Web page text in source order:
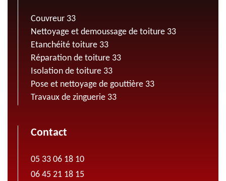
Couvreur 33
Nettoyage et demoussage de toiture 33
Etanchéité toiture 33
Réparation de toiture 33
Isolation de toiture 33
Pose et nettoyage de gouttière 33
Travaux de zinguerie 33
Contact
05 33 06 18 10
06 45 21 18 15